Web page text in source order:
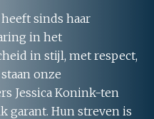
sinds haar
in het
in stijl, met respect,
onze
Jessica Konink-ten
garant. Hun streven is